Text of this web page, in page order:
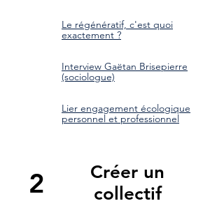
Le régénératif, c'est quoi
exactement ?
Interview Gaëtan Brisepierre
(sociologue)
Lier engagement écologique
personnel et professionnel
Créer un
collectif
2